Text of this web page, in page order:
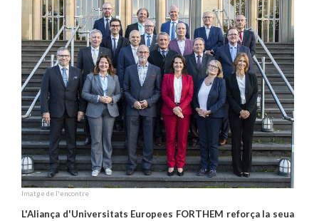
Imatge de l'encontre
L'Aliança d'Universitats Europees FORTHEM reforça la seua